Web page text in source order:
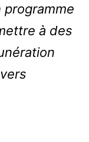
programme
à des